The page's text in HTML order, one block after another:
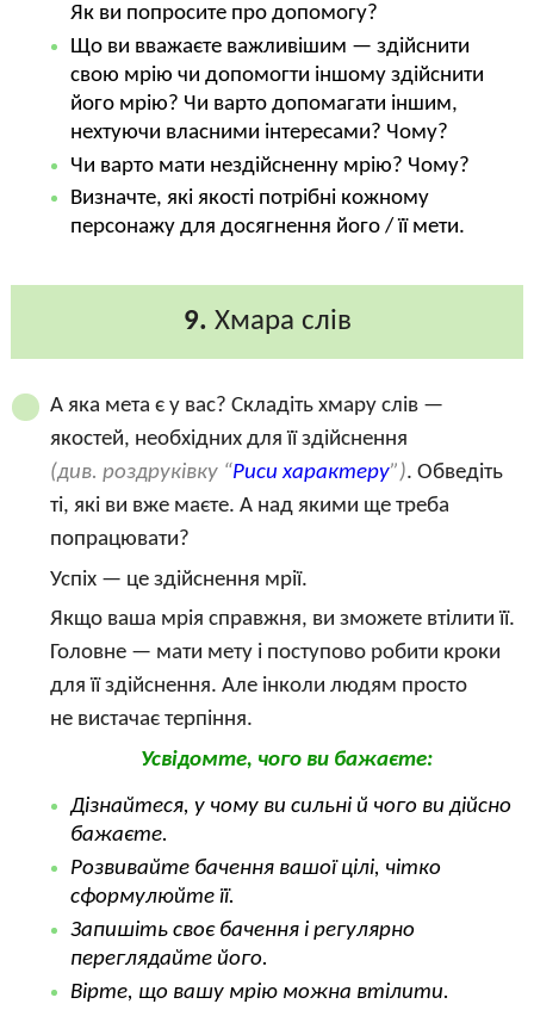
Як ви попросите про допомогу?
Що ви вважаєте важливішим — здійснити
свою мрію чи допомогти іншому здійснити
його мрію? Чи варто допомагати іншим,
нехтуючи власними інтересами? Чому?
Чи варто мати нездійсненну мрію? Чому?
Визначте, які якості потрібні кожному
персонажу для досягнення його / її мети.
9. Хмара слів
А яка мета є у вас? Складіть хмару слів —
якостей, необхідних для її здійснення
(див. роздруківку “Риси характеру”). Обведіть
ті, які ви вже маєте. А над якими ще треба
попрацювати?
Успіх — це здійснення мрії.
Якщо ваша мрія справжня, ви зможете втілити її.
Головне — мати мету і поступово робити кроки
для її здійснення. Але інколи людям просто
не вистачає терпіння.
Усвідомте, чого ви бажаєте:
Дізнайтеся, у чому ви сильні й чого ви дійсно
бажаєте.
Розвивайте бачення вашої цілі, чітко
сформулюйте її.
Запишіть своє бачення і регулярно
переглядайте його.
Вірте, що вашу мрію можна втілити.